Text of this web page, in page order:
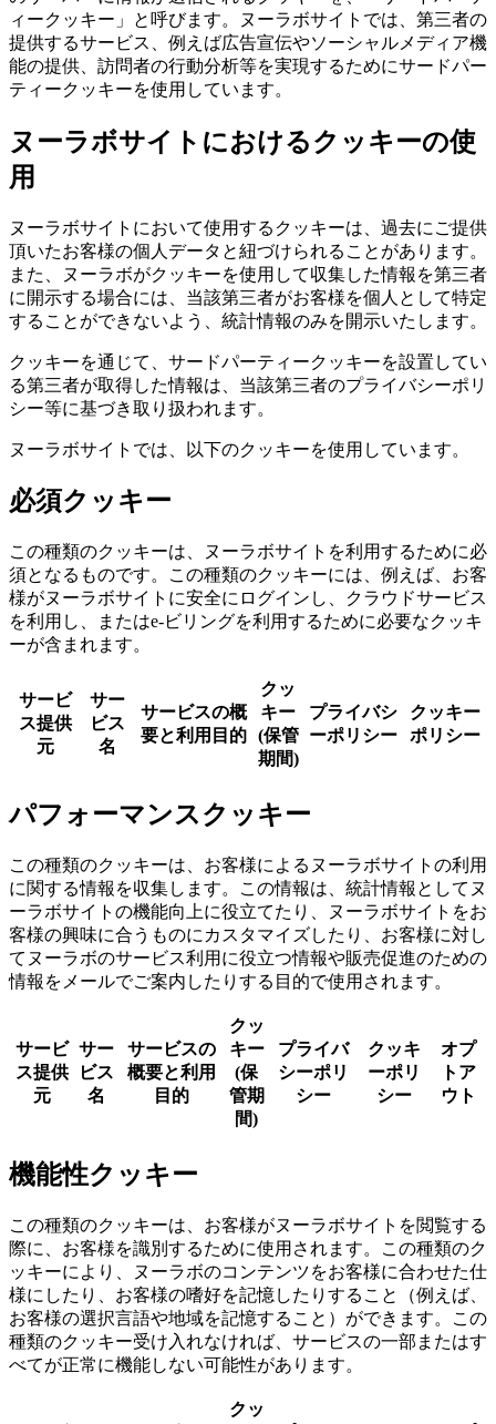
ィークッキー」と呼びます。ヌーラボサイトでは、第三者の
提供するサービス、例えば広告宣伝やソーシャルメディア機
能の提供、訪問者の行動分析等を実現するためにサードパー
ティークッキーを使用しています。
ヌーラボサイトにおけるクッキーの使
用
ヌーラボサイトにおいて使用するクッキーは、過去にご提供
頂いたお客様の個人データと紐づけられることがあります。
また、ヌーラボがクッキーを使用して収集した情報を第三者
に開示する場合には、当該第三者がお客様を個人として特定
することができないよう、統計情報のみを開示いたします。
クッキーを通じて、サードパーティークッキーを設置してい
る第三者が取得した情報は、当該第三者のプライバシーポリ
シー等に基づき取り扱われます。
ヌーラボサイトでは、以下のクッキーを使用しています。
必須クッキー
この種類のクッキーは、ヌーラボサイトを利用するために必
須となるものです。この種類のクッキーには、例えば、お客
様がヌーラボサイトに安全にログインし、クラウドサービス
を利用し、またはe-ビリングを利用するために必要なクッキ
ーが含まれます。
サービ
ス提供
元
サー
ビス
名
サービスの概
要と利用目的
クッ
キー
(保管
期間)
プライバシ
ーポリシー
クッキー
ポリシー
パフォーマンスクッキー
この種類のクッキーは、 お客様によるヌーラボサイトの利用
に関する情報を収集します。この情報は、統計情報としてヌ
ーラボサイトの機能向上に役立てたり、ヌーラボサイトをお
客様の興味に合うものにカスタマイズしたり、お客様に対し
てヌーラボのサービス利用に役立つ情報や販売促進のための
情報をメールでご案内したりする目的で使用されます。
サービ
ス提供
元
サー
ビス
名
サービスの
概要と利用
目的
クッ
キー
(保
管期
間)
プライバ
シーポリ
シー
クッキ
ーポリ
シー
オプ
トア
ウト
機能性クッキー
この種類のクッキーは、 お客様がヌーラボサイトを閲覧する
際に、お客様を識別するために使用されます。この種類のク
ッキーにより、ヌーラボのコンテンツをお客様に合わせた仕
様にしたり、お客様の嗜好を記憶したりすること（例えば、
お客様の選択言語や地域を記憶すること）ができます。この
種類のクッキー受け入れなければ、サービスの一部またはす
べてが正常に機能しない可能性があります。
クッ